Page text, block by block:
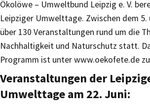
Ökolöwe – Umweltbund Leipzig e. V.
Leipziger Umwelttage. Zwischen dem 5.
über 130 Veranstaltungen rund um die
Nachhaltigkeit und Naturschutz statt.
Programm ist unter www.oekofete.de
Veranstaltungen der
Umwelttage am 22. Juni: